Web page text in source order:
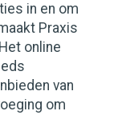
in en om
Praxis
online
van
om